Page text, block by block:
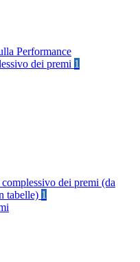
Performance
dei premi 1
dei premi (da
tabelle) 1